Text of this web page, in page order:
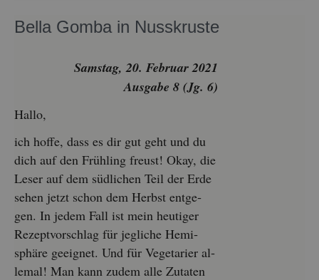
Bella Gomba in Nuss­krus­te
Sams­tag, 20. Fe­bru­ar 2021
Aus­ga­be 8 (Jg. 6)
Hallo,
ich hoffe, dass es dir gut geht und du
dich auf den Früh­ling freust! Okay, die
Leser auf dem süd­li­chen Teil der Erde
sehen jetzt schon dem Herbst ent­ge­
gen. In jedem Fall ist mein heu­ti­ger
Re­zept­vor­schlag für jeg­li­che He­mi­
sphä­re ge­eig­net. Und für Ve­ge­ta­ri­er al­
le­mal! Man kann zudem alle Zu­ta­ten